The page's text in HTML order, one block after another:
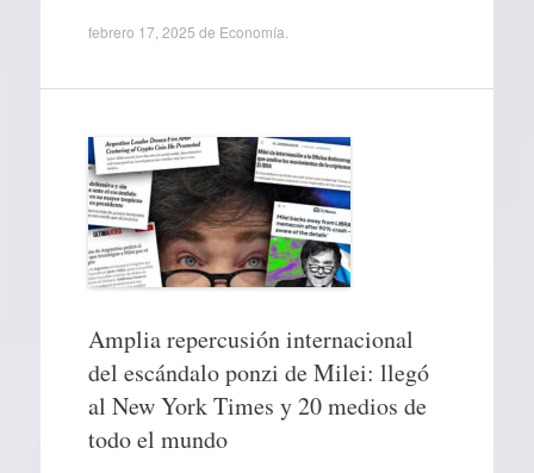
febrero 17, 2025 de Economía
Amplia repercusión internacional
del escándalo ponzi de Milei: llegó
al New York Times y 20 medios de
todo el mundo